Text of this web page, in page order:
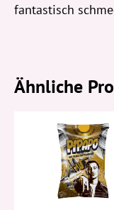
fantastisch
Ähnliche